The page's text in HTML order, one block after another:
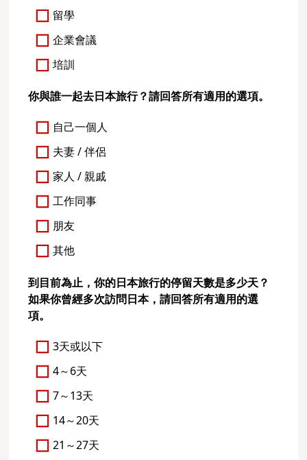
留學
企業會議
培訓
你與誰一起去日本旅行？請回答所有適用的選項。
自己一個人
夫妻 / 伴侶
家人 / 親戚
工作同事
朋友
其他
到目前為止，你的日本旅行的停留天數是多少天？
如果你曾經多次訪問日本，請回答所有適用的選
項。
3天或以下
4～6天
7～13天
14～20天
21～27天